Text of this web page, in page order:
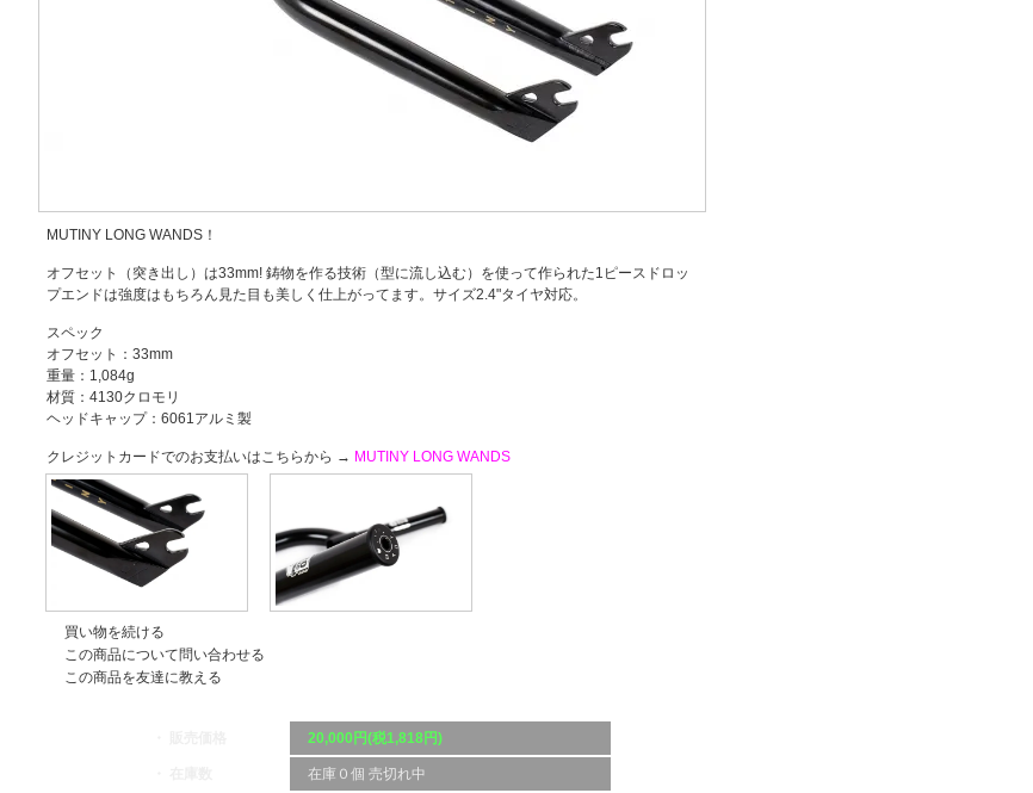
MUTINY LONG WANDS！
オフセット（突き出し）は33mm! 鋳物を作る技術（型に流し込む）を使って作られた1ピースドロッ
プエンドは強度はもちろん見た目も美しく仕上がってます。サイズ2.4"タイヤ対応。
スペック
オフセット：33mm
重量：1,084g
材質：4130クロモリ
ヘッドキャップ：6061アルミ製
クレジットカードでのお支払いはこちらから → MUTINY LONG WANDS
買い物を続ける
この商品について問い合わせる
この商品を友達に教える
20,000円(税1,818円)
在庫０個 売切れ中